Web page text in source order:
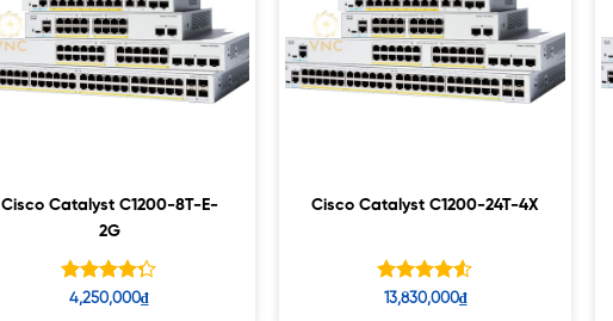
Cisco Catalyst C1200-8T-E-
2G
Được xếp
4,250,000₫
Cisco Catalyst C1200-24T-4X
Được xếp
13,830,000₫